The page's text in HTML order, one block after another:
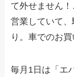
て外せません
営業していて
り。車でのお
毎月1日は「エ